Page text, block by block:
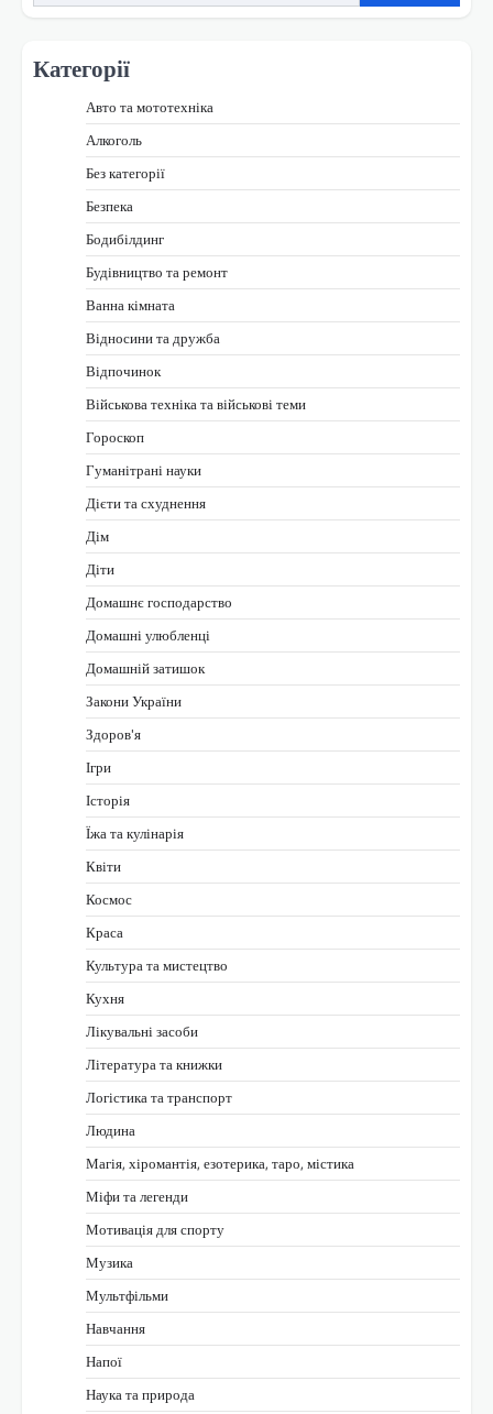
Категорії
Авто та мототехніка
Алкоголь
Без категорії
Безпека
Бодибілдинг
Будівництво та ремонт
Ванна кімната
Відносини та дружба
Відпочинок
Військова техніка та військові теми
Гороскоп
Гуманітрані науки
Дієти та схуднення
Дім
Діти
Домашнє господарство
Домашні улюбленці
Домашній затишок
Закони України
Здоров'я
Ігри
Історія
Їжа та кулінарія
Квіти
Космос
Краса
Культура та мистецтво
Кухня
Лікувальні засоби
Література та книжки
Логістика та транспорт
Людина
Магія, хіромантія, езотерика, таро, містика
Міфи та легенди
Мотивація для спорту
Музика
Мультфільми
Навчання
Напої
Наука та природа